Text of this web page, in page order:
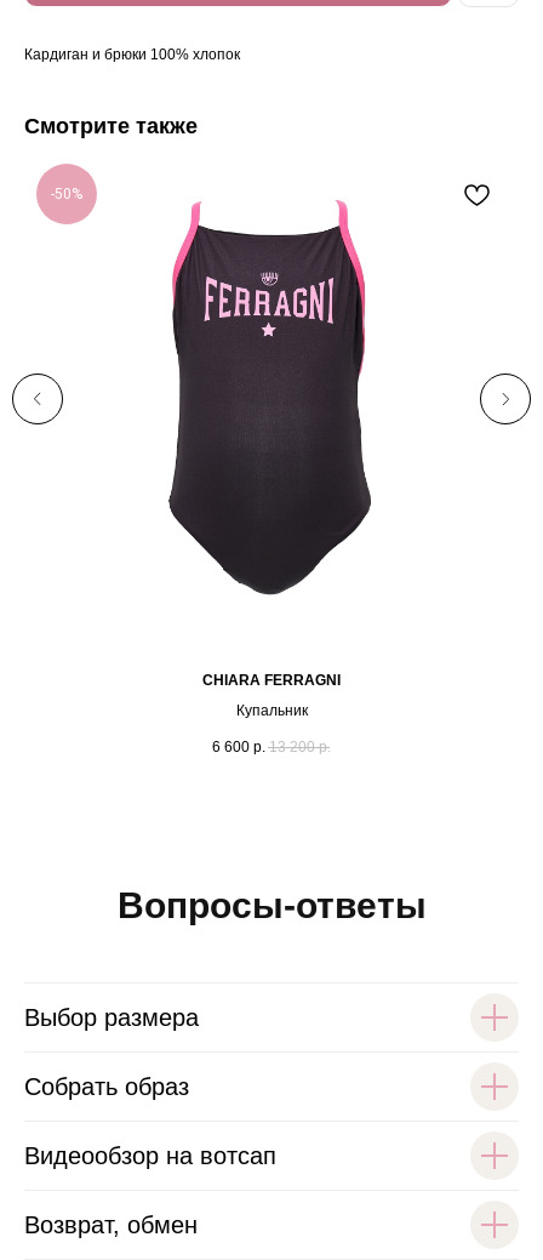
Кардиган и брюки 100% хлопок
Смотрите также
-50%
CHIARA FERRAGNI
Купальник
6 600 р. 13 200 р.
Вопросы-ответы
Выбор размера
Собрать образ
Видеообзор на вотсап
Возврат, обмен